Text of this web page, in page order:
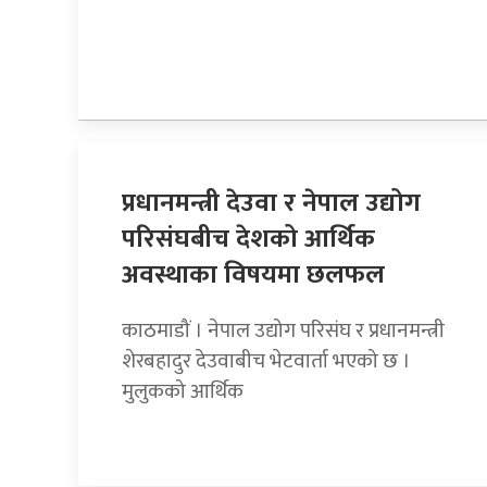
प्रधानमन्त्री देउवा र नेपाल उद्योग
परिसंघबीच देशको आर्थिक
अवस्थाका विषयमा छलफल
काठमाडौं । नेपाल उद्योग परिसंघ र प्रधानमन्त्री
शेरबहादुर देउवाबीच भेटवार्ता भएको छ ।
मुलुकको आर्थिक